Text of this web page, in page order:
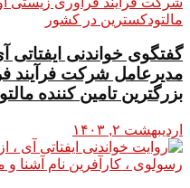
گفتگوی خواندنی ایفتاتی
مدیرعامل شرکت فرآیند
بزرگترین تامین کننده
اردیبهشت ۲, ۱۴۰۳